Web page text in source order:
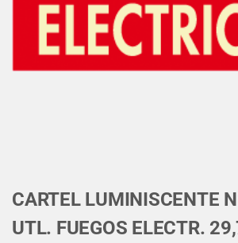
CARTEL LUMINISCENTE
UTL. FUEGOS ELECTR.